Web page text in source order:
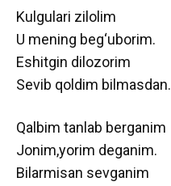
Kulgulari zilolim
U mening beg‘uborim.
Eshitgin dilozorim
Sevib qoldim bilmasdan.
Qalbim tanlab berganim
Jonim,yorim deganim.
Bilarmisan sevganim